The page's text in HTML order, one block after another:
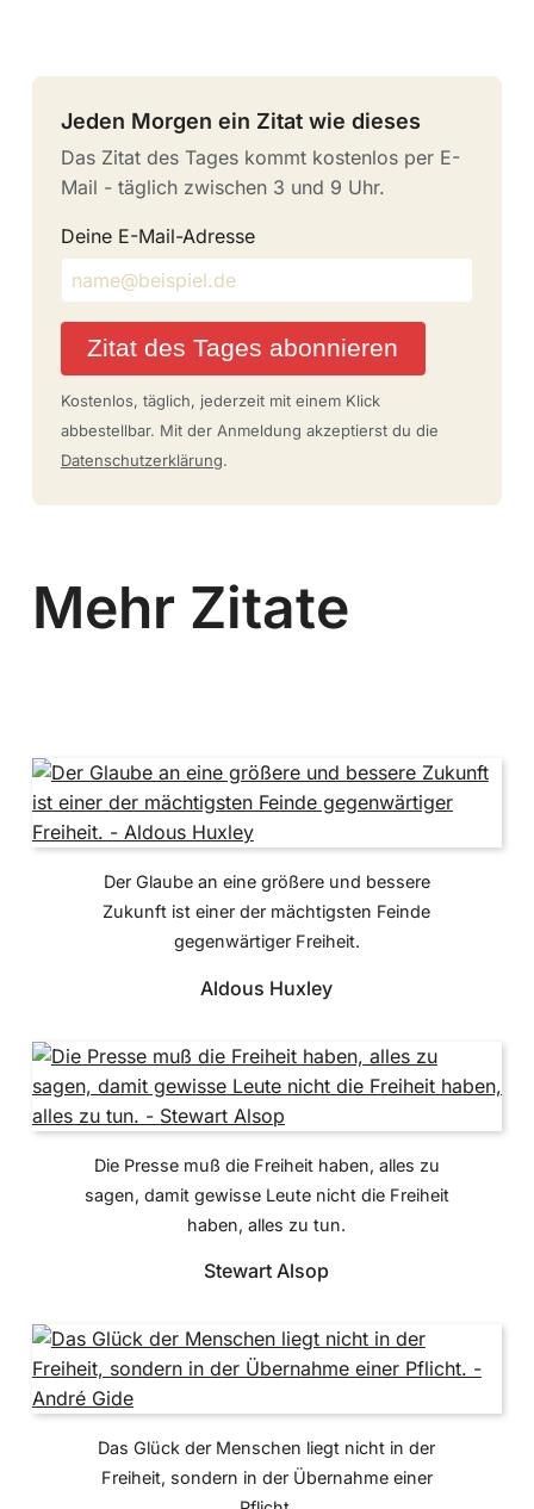
Jeden Morgen ein Zitat wie dieses
Das Zitat des Tages kommt kostenlos per E-
Mail - täglich zwischen 3 und 9 Uhr.
Deine E-Mail-Adresse
Zitat des Tages abonnieren
Kostenlos, täglich, jederzeit mit einem Klick
abbestellbar. Mit der Anmeldung akzeptierst du die
Datenschutzerklärung.
Mehr Zitate
Der Glaube an eine größere und bessere
Zukunft ist einer der mächtigsten Feinde
gegenwärtiger Freiheit.
Aldous Huxley
Die Presse muß die Freiheit haben, alles zu
sagen, damit gewisse Leute nicht die Freiheit
haben, alles zu tun.
Stewart Alsop
Das Glück der Menschen liegt nicht in der
Freiheit, sondern in der Übernahme einer